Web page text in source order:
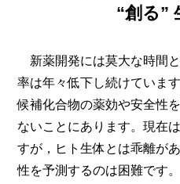
創る
新薬開発には莫大な時間
率は年々低下し続けていま
候補化合物の薬効や安全性
ないことにあります。現在
すが，ヒト生体とは乖離が
性を予測するのは困難です。